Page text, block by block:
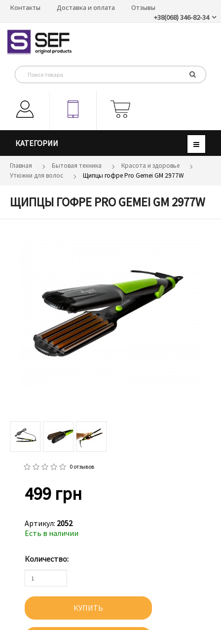
Контакты Доставка и оплата
Отзывы
+38(068) 346-82-34
КАТЕГОРИИ
Главная Бытовая техника
Красота и здоровье
Утюжки для волос
Щипцы гофре Pro Gemei GM 2977W
ЩИПЦЫ ГОФРЕ PRO GEMEI GM 2977W
0 отзывов
499 грн
Артикул: 2052
Есть в наличии
Количество:
КУПИТЬ